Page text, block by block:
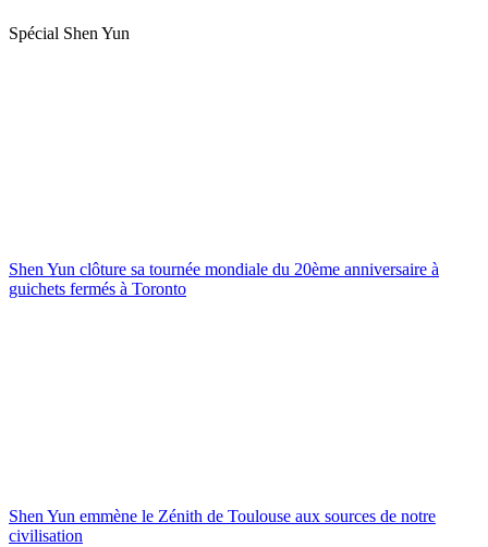
Spécial Shen Yun
Shen Yun clôture sa tournée mondiale du 20ème anniversaire à
guichets fermés à Toronto
Shen Yun emmène le Zénith de Toulouse aux sources de notre
civilisation